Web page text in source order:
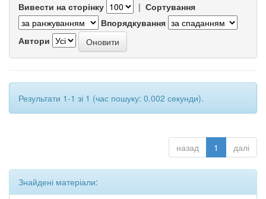
Вивести на сторінку | Сортування
Впорядкування
Автори
Результати 1-1 зі 1 (час пошуку: 0.002 секунди).
назад 1 далі
Знайдені матеріали: